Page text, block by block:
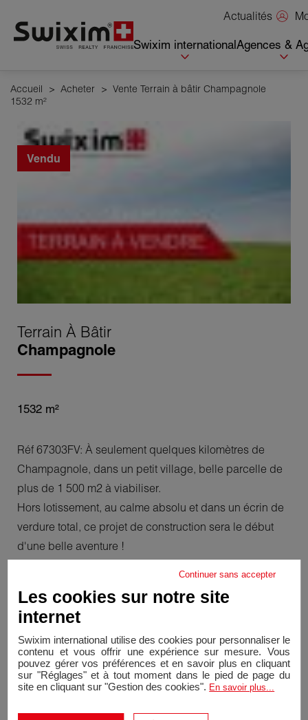
Actualités
Swixim internationalAgences &
Accueil > Acheter > Vente Terrain à bâtir Champagnole
1532 m²
Vendu
Terrain À Bâtir
Champagnole
1532 m²
Réf 67303FV: À seulement quelques kilomètres de
Champagnole, dans un petit village, belle parcelle de
plus de 1 500 m2 à viabiliser.
Hors lotissement, au calme absolu et dans un écrin de
verdure total, ce projet de construction sera le début
d'une belle aventure !
Continuer sans accepter
Les cookies sur notre site
internet
Swixim international utilise des cookies pour personnaliser le
contenu et vous offrir une expérience sur mesure. Vous
pouvez gérer vos préférences et en savoir plus en cliquant
sur "Réglages" et à tout moment dans le pied de page du
site en cliquant sur "Gestion des cookies". En savoir plus...